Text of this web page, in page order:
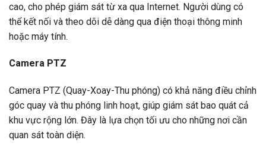
cao, cho phép giám sát từ xa qua Internet. Người dùng có
thể kết nối và theo dõi dễ dàng qua điện thoại thông minh
hoặc máy tính.
Camera PTZ
Camera PTZ (Quay-Xoay-Thu phóng) có khả năng điều chỉnh
góc quay và thu phóng linh hoạt, giúp giám sát bao quát cả
khu vực rộng lớn. Đây là lựa chọn tối ưu cho những nơi cần
quan sát toàn diện.